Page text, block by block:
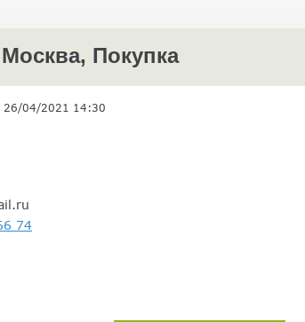
Покупка
26/04/2021 14:30
74